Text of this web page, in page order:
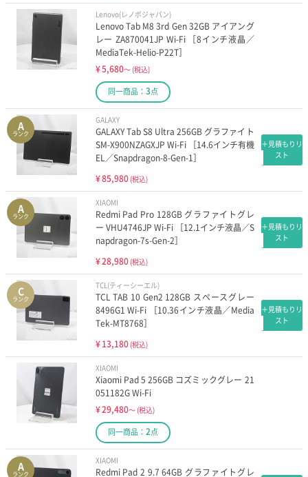
Lenovo(レノボジャパン)
Lenovo Tab M8 3rd Gen 32GB アイアング
レー ZA870041JP Wi-Fi ［8インチ液晶／
MediaTek-Helio-P22T］
¥5,680～ (税込)
同一商品： 3点
A
ランク
GALAXY
GALAXY Tab S8 Ultra 256GB グラファイト
SM-X900NZAGXJP Wi-Fi ［14.6インチ有機
EL／Snapdragon-8-Gen-1］
¥85,980 (税込)
＋見積もりリ
スト
A
ランク
XIAOMI
Redmi Pad Pro 128GB グラファイトグレ
ー VHU4746JP Wi-Fi ［12.1インチ液晶／S
napdragon-7s-Gen-2］
¥28,980 (税込)
＋見積もりリ
スト
C
ランク
TCL(ティーシーエル)
TCL TAB 10 Gen2 128GB スペースグレー
8496G1 Wi-Fi ［10.36インチ液晶／Media
Tek-MT8768］
¥13,180 (税込)
＋見積もりリ
スト
XIAOMI
Xiaomi Pad 5 256GB コズミックグレー 21
051182G Wi-Fi
¥29,480～ (税込)
同一商品： 2点
A
ランク
XIAOMI
Redmi Pad 2 9.7 64GB グラファイトグレ